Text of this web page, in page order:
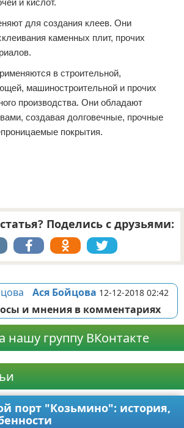
и кислот.
для создания клеев. Они
каменных плит, прочих
в строительной,
машиностроительной и прочих
производства. Они обладают
создавая долговечные, прочные
покрытия.
Поделись с друзьями:
Ася Бойцова 12-12-2018 02:42
и мнения в комментариях
группу ВКонтакте
порт "Козьмино": история,